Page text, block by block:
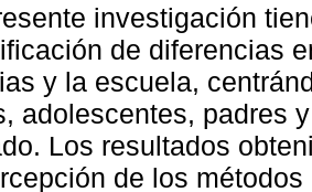
investigación
de diferencias
y la escuela,
adolescentes, padres
Los resultados
de los